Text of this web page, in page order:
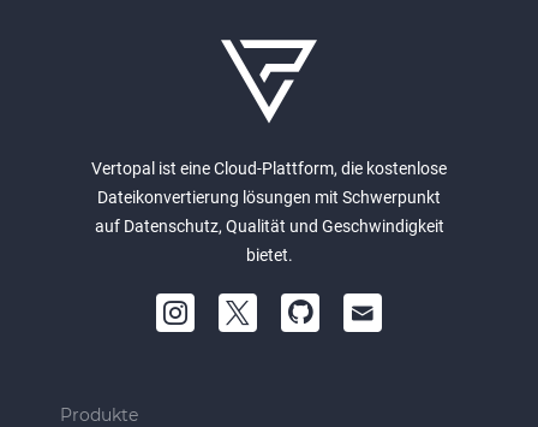
Vertopal ist eine Cloud-Plattform, die kostenlose
Dateikonvertierung lösungen mit Schwerpunkt
auf Datenschutz, Qualität und Geschwindigkeit
bietet.
Produkte